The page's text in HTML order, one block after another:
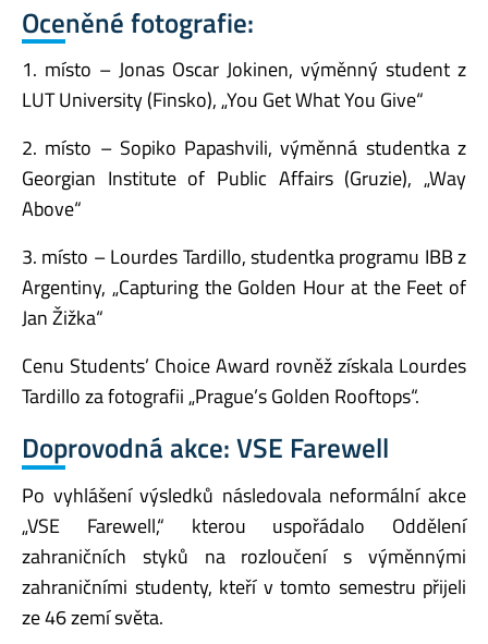
Oceněné fotografie:
1. místo – Jonas Oscar Jokinen, výměnný student z
LUT University (Finsko), „You Get What You Give“
2. místo – Sopiko Papashvili, výměnná studentka z
Georgian Institute of Public Affairs (Gruzie), „Way
Above“
3. místo – Lourdes Tardillo, studentka programu IBB z
Argentiny, „Capturing the Golden Hour at the Feet of
Jan Žižka“
Cenu Students’ Choice Award rovněž získala Lourdes
Tardillo za fotografii „Prague’s Golden Rooftops“.
Doprovodná akce: VSE Farewell
Po vyhlášení výsledků následovala neformální akce
„VSE Farewell,“ kterou uspořádalo Oddělení
zahraničních styků na rozloučení s výměnnými
zahraničními studenty, kteří v tomto semestru přijeli
ze 46 zemí světa.